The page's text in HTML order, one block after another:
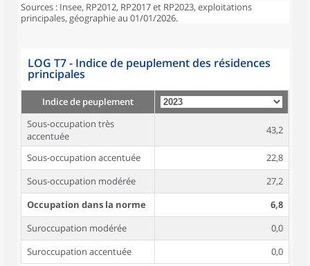
Sources : Insee, RP2012, RP2017 et RP2023, exploitations
principales, géographie au 01/01/2026.
LOG T7 - Indice de peuplement des résidences
principales
Indice de peuplement
Sous-occupation très
accentuée
43,2
Sous-occupation accentuée
22,8
Sous-occupation modérée
27,2
Occupation dans la norme
6,8
Suroccupation modérée
0,0
Suroccupation accentuée
0,0